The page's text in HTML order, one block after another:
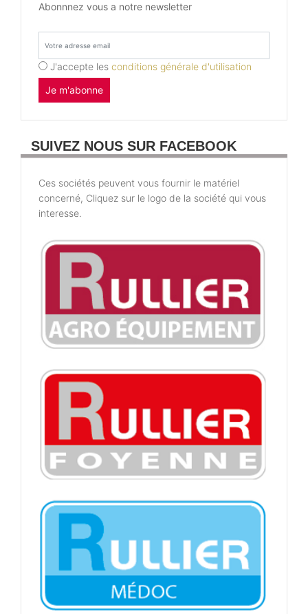
Abonnnez vous a notre newsletter
J'accepte les conditions générale d'utilisation
Je m'abonne
SUIVEZ NOUS SUR FACEBOOK
Ces sociétés peuvent vous fournir le matériel
concerné, Cliquez sur le logo de la société qui vous
interesse.